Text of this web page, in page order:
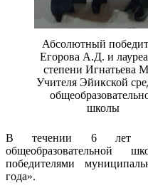
Абсолютный
Егорова А.Д. и
степени Игнатьева
Учителя Эйикской
школы
В течении 6 лет
общеобразовательной
победителями
года».